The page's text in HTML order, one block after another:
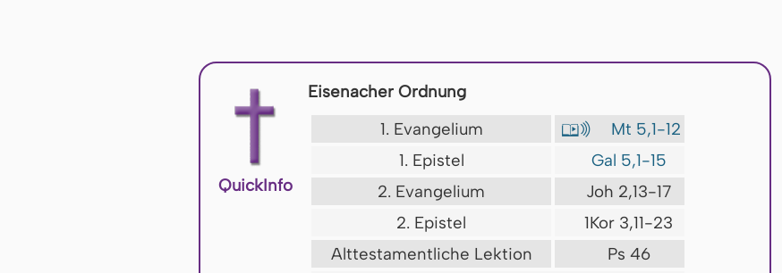
QuickInfo
Eisenacher Ordnung
1. Evangelium

Mt 5,1-12
1. Epistel
Gal 5,1-15
2. Evangelium
Joh 2,13-17
2. Epistel
1Kor 3,11-23
Alttestamentliche Lektion
Ps 46